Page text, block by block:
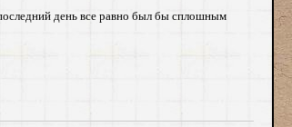
день все равно был бы сплошным